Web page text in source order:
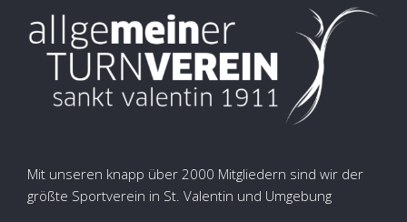
Mit unseren knapp über 2000 Mitgliedern sind wir der
größte Sportverein in St. Valentin und Umgebung